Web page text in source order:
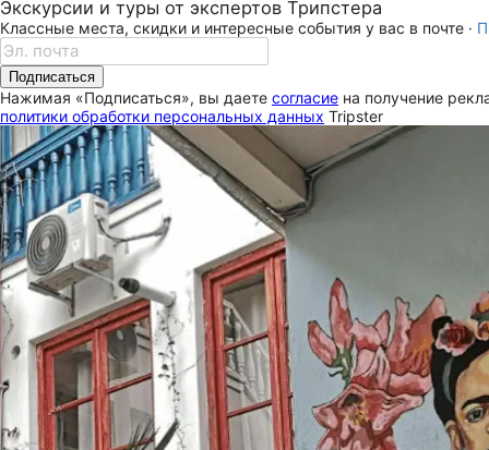
Экскурсии и туры от экспертов Трипстера
Классные места, скидки и интересные события у вас в почте ·
Подписаться
Нажимая «Подписаться», вы даете согласие на получение
политики обработки персональных данных Tripster